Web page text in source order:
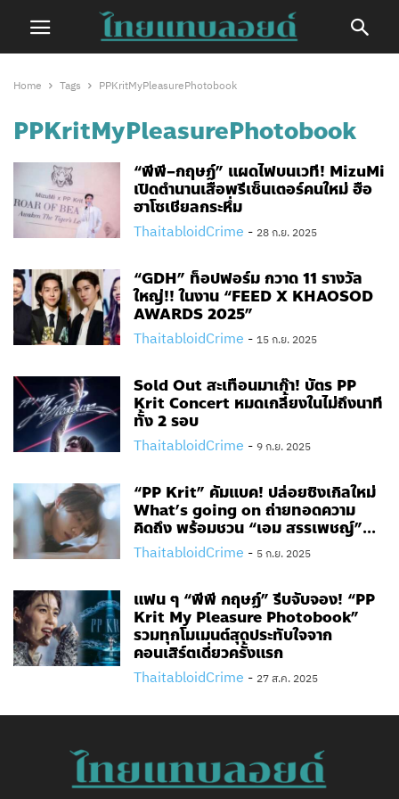
Home Tags PPKritMyPleasurePhotobook
PPKritMyPleasurePhotobook
“พีพี–กฤษฏ์” แผดไฟบนเวที! MizuMi
เปิดตำนานเสือพรีเซ็นเตอร์คนใหม่ ฮือ
ฮาโซเชียลกระหึ่ม
ThaitabloidCrime - 28 ก.ย. 2025
“GDH” ท็อปฟอร์ม​ กวาด 11 รางวัล
ใหญ่!! ในงาน “FEED X KHAOSOD
AWARDS 2025”
ThaitabloidCrime - 15 ก.ย. 2025
Sold Out สะเทือนมาเก๊า! บัตร PP
Krit Concert หมดเกลี้ยงในไม่ถึงนาที
ทั้ง 2 รอบ
ThaitabloidCrime - 9 ก.ย. 2025
“PP Krit” คัมแบค! ปล่อยซิงเกิลใหม่
What’s going on ถ่ายทอดความ
คิดถึง พร้อมชวน “เอม สรรเพชญ์”...
ThaitabloidCrime - 5 ก.ย. 2025
แฟน ๆ “พีพี กฤษฏ์” รีบจับจอง! “PP
Krit My Pleasure Photobook”
รวมทุกโมเมนต์สุดประทับใจจาก
คอนเสิร์ตเดี่ยวครั้งแรก
ThaitabloidCrime - 27 ส.ค. 2025